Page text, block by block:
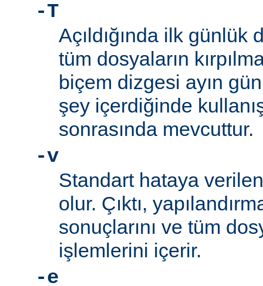
-T
Açıldığında ilk günlük
tüm dosyaların
biçem dizgesi ayın
şey içerdiğinde
sonrasında mevcuttur.
-v
Standart hataya verilen
olur. Çıktı,
sonuçlarını ve tüm
işlemlerini içerir.
-e